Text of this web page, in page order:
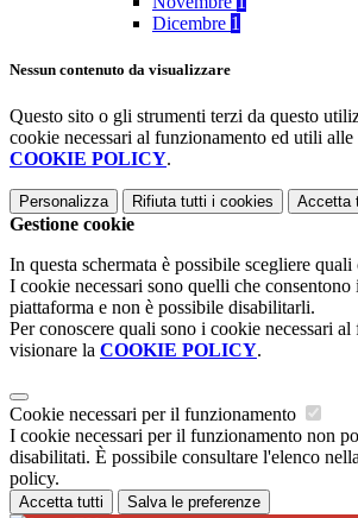
Dicembre 1
Nessun contenuto da visualizzare
Questo sito o gli strumenti terzi da questo
cookie necessari al funzionamento ed utili
COOKIE POLICY.
Personalizza Rifiuta tutti i cookies Accetta
Gestione cookie
In questa schermata è possibile scegliere
I cookie necessari sono quelli che
piattaforma e non è possibile disabilitarli.
Per conoscere quali sono i cookie necessari
visionare la COOKIE POLICY.
Cookie necessari per il funzionamento
I cookie necessari per il funzionamento non
disabilitati. È possibile consultare l'elenco
policy.
Accetta tutti Salva le preferenze